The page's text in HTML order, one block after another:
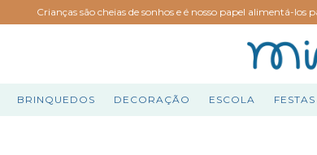
Crianças são cheias de sonhos e é nosso papel alimentá-
BRINQUEDOS DECORAÇÃO ESCOLA FESTAS